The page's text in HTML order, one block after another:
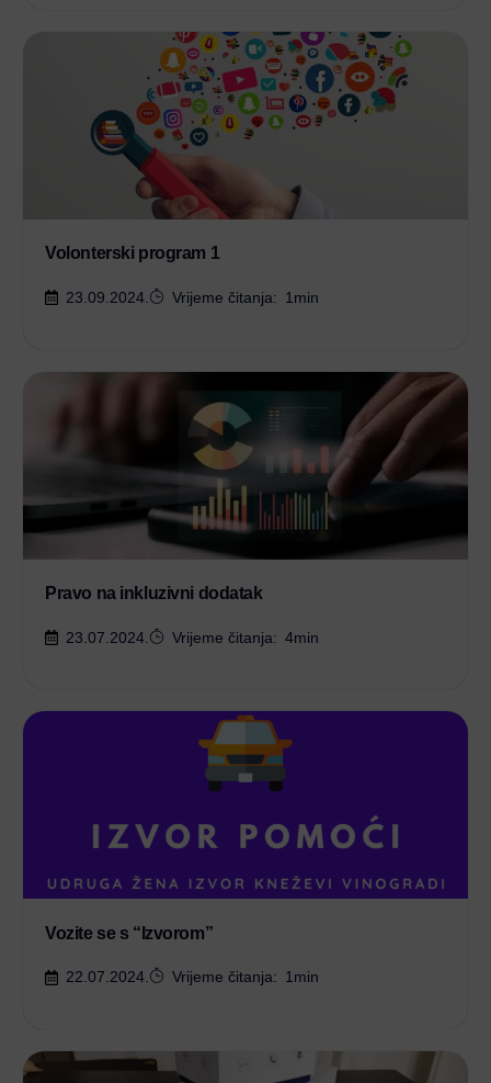
Volonterski program 1
23.09.2024. Vrijeme čitanja: 1 min
Pravo na inkluzivni dodatak
23.07.2024. Vrijeme čitanja: 4min
Vozite se s “Izvorom”
22.07.2024. Vrijeme čitanja: 1min